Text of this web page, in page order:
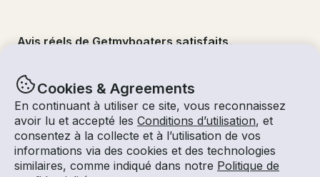
Cookies & Agreements
En continuant à utiliser ce site, vous reconnaissez
avoir lu et accepté les Conditions d’utilisation, et
consentez à la collecte et à l’utilisation de vos
informations via des cookies et des technologies
similaires, comme indiqué dans notre Politique de
Avis réels de Getmyboaters satisfaits.